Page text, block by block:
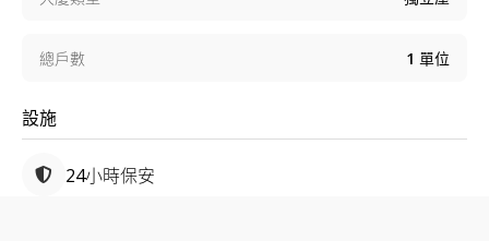
總戶數 1 單位
設施
24小時保安